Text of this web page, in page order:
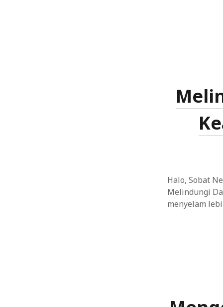
Halo, Sobat
Melindungi
menyelam